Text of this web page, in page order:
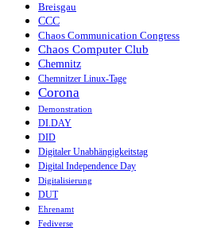
Breisgau
CCC
Chaos Communication Congress
Chaos Computer Club
Chemnitz
Chemnitzer Linux-Tage
Corona
Demonstration
DI.DAY
DID
Digitaler Unabhängigkeitstag
Digital Independence Day
Digitalisierung
DUT
Ehrenamt
Fediverse